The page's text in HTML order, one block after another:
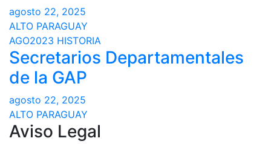
agosto 22, 2025
ALTO PARAGUAY
AGO2023 HISTORIA
Secretarios Departamentales
de la GAP
agosto 22, 2025
ALTO PARAGUAY
Aviso Legal